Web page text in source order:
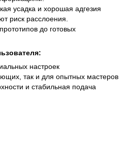
усадка и хорошая адгезия
риск расслоения.
до готовых
настроек
так и для опытных мастеров
и стабильная подача